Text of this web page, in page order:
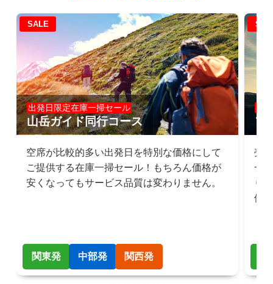
SALE
出発日限定在庫一掃セール
山岳ガイド同行コース
空席が比較的多い出発日を特別な価格にして
ご提供する在庫一掃セール！もちろん価格が
安くなってもサービス品質は変わりません。
関東発 中部発 関西発
出
フ
売
一
り
供